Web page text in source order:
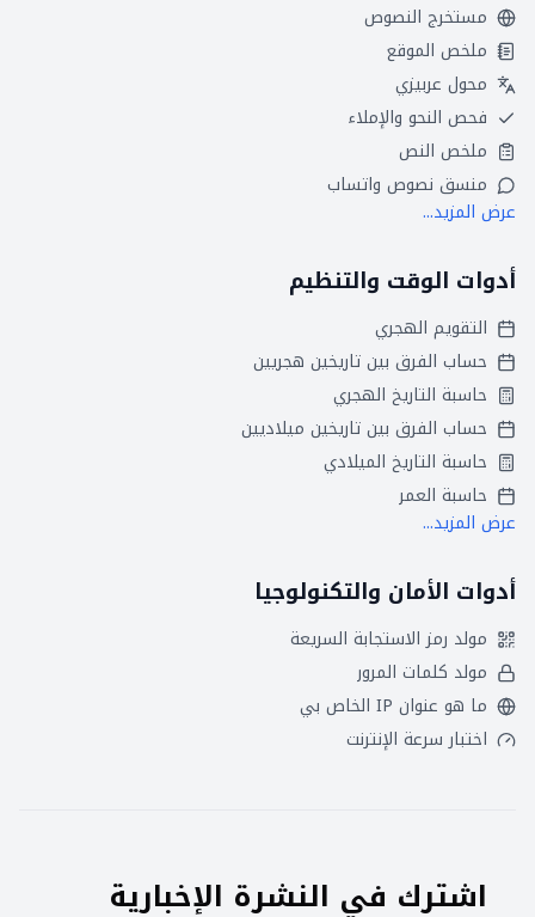
مستخرج النصوص
ملخص الموقع
محول عربيزي
فحص النحو والإملاء
ملخص النص
منسق نصوص واتساب
عرض المزيد...
أدوات الوقت والتنظيم
التقويم الهجري
حساب الفرق بين تاريخين هجريين
حاسبة التاريخ الهجري
حساب الفرق بين تاريخين ميلاديين
حاسبة التاريخ الميلادي
حاسبة العمر
عرض المزيد...
أدوات الأمان والتكنولوجيا
مولد رمز الاستجابة السريعة
مولد كلمات المرور
ما هو عنوان IP الخاص بي
اختبار سرعة الإنترنت
اشترك في النشرة الإخبارية